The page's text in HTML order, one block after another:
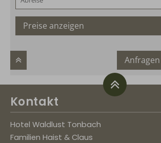
Preise anzeigen
Anfragen
Kontakt
Hotel Waldlust Tonbach
Familien Haist & Claus